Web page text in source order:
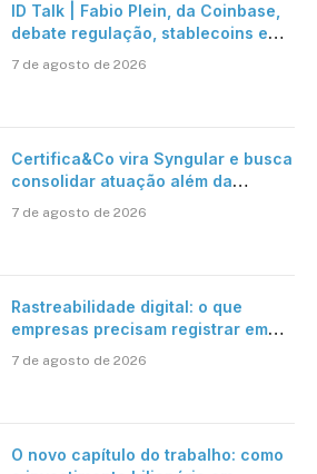
ID Talk | Fabio Plein, da Coinbase,
debate regulação, stablecoins e
7 de agosto de 2026
Certifica&Co vira Syngular e busca
consolidar atuação além da
7 de agosto de 2026
Rastreabilidade digital: o que
empresas precisam registrar em
7 de agosto de 2026
O novo capítulo do trabalho: como